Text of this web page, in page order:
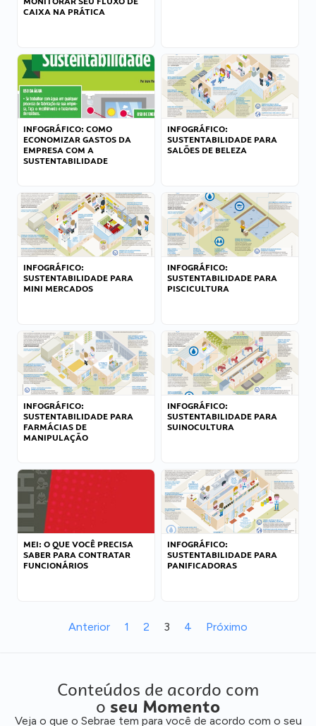
CAIXA NA PRÁTICA
INFOGRÁFICO: COMO
ECONOMIZAR GASTOS DA
EMPRESA COM A
SUSTENTABILIDADE
INFOGRÁFICO:
SUSTENTABILIDADE PARA
SALÕES DE BELEZA
INFOGRÁFICO:
SUSTENTABILIDADE PARA
MINI MERCADOS
INFOGRÁFICO:
SUSTENTABILIDADE PARA
PISCICULTURA
INFOGRÁFICO:
SUSTENTABILIDADE PARA
FARMÁCIAS DE
MANIPULAÇÃO
INFOGRÁFICO:
SUSTENTABILIDADE PARA
SUINOCULTURA
MEI: O QUE VOCÊ PRECISA
SABER PARA CONTRATAR
FUNCIONÁRIOS
INFOGRÁFICO:
SUSTENTABILIDADE PARA
PANIFICADORAS
Anterior 1 2 3 4 Próximo
Conteúdos de acordo com
o seu Momento
Veja o que o Sebrae tem para você de acordo com o seu